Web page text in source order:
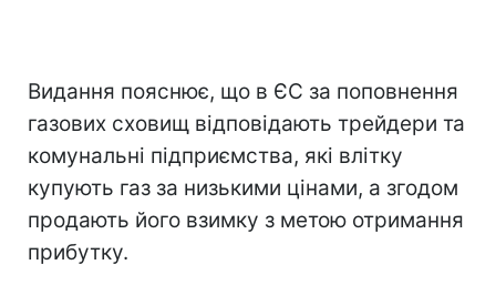
Видання пояснює, що в ЄС за поповнення
газових сховищ відповідають трейдери та
комунальні підприємства, які влітку
купують газ за низькими цінами, а згодом
продають його взимку з метою отримання
прибутку.